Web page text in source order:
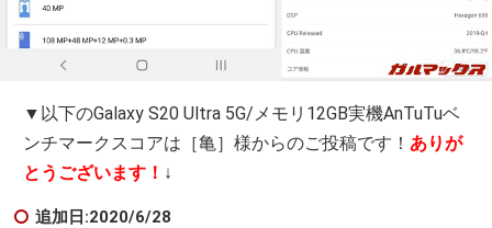
▼以下のGalaxy S20 Ultra 5G/メモリ12GB実機AnTuTuベ
ンチマークスコアは［亀］様からのご投稿です！ ありが
とうございます！ ↓
追加日:2020/6/28